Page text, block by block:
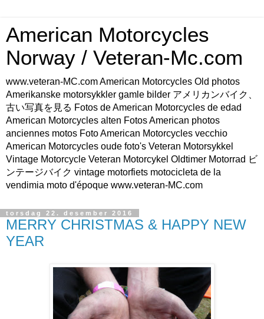
American Motorcycles
Norway / Veteran-Mc.com
www.veteran-MC.com American Motorcycles Old photos
Amerikanske motorsykkler gamle bilder アメリカンバイク、
古い写真を見る Fotos de American Motorcycles de edad
American Motorcycles alten Fotos American photos
anciennes motos Foto American Motorcycles vecchio
American Motorcycles oude foto's Veteran Motorsykkel
Vintage Motorcycle Veteran Motorcykel Oldtimer Motorrad ビ
ンテージバイク vintage motorfiets motocicleta de la
vendimia moto d'époque www.veteran-MC.com
torsdag 22. desember 2016
MERRY CHRISTMAS & HAPPY NEW
YEAR